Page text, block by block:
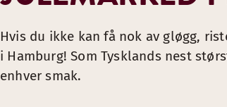
Hvis du ikke kan få nok av gløgg,
i Hamburg! Som Tysklands nest
enhver smak.